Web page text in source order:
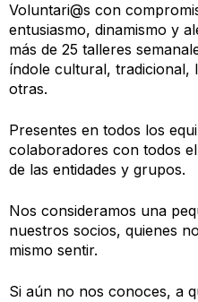
Voluntari@s con
entusiasmo, dinamismo y
más de 25 talleres
índole cultural, tradicional,
otras.
Presentes en todos los
colaboradores con todos
de las entidades y grupos.
Nos consideramos una
nuestros socios, quienes
mismo sentir.
Si aún no nos conoces, a